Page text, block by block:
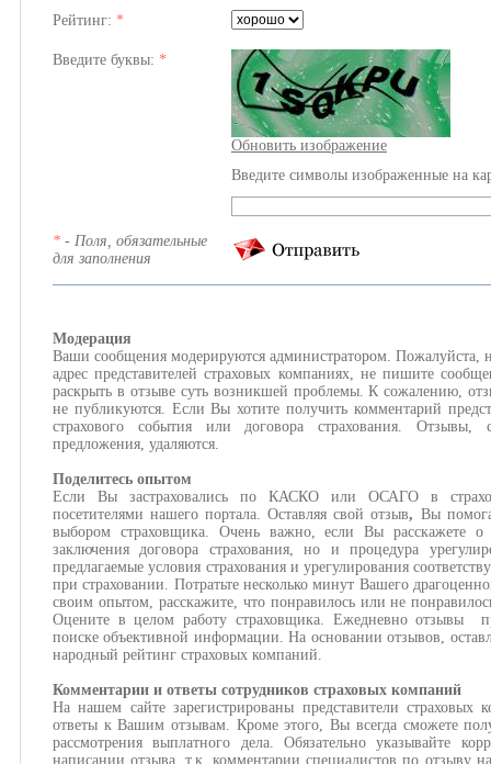
Рейтинг: *
Введите буквы: *
Обновить изображение
Введите символы изображенные на
* - Поля, обязательные
для заполнения
Модерация
Ваши сообщения модерируются администратором. Пожалуйста,
адрес представителей страховых компаниях, не пишите
раскрыть в отзыве суть возникшей проблемы. К сожалению,
не публикуются. Если Вы хотите получить комментарий
страхового события или договора страхования.
предложения, удаляются.
Поделитесь опытом
Если Вы застраховались по КАСКО или ОСАГО в
посетителями нашего портала. Оставляя свой отзыв, Вы
выбором страховщика. Очень важно, если Вы расскажете
заключения договора страхования, но и процедура
предлагаемые условия страхования и урегулирования
при страховании. Потратьте несколько минут Вашего
своим опытом, расскажите, что понравилось или не
Оцените в целом работу страховщика. Ежедневно отзывы
поиске объективной информации. На основании отзывов,
народный рейтинг страховых компаний.
Комментарии и ответы сотрудников страховых компаний
На нашем сайте зарегистрированы представители
ответы к Вашим отзывам. Кроме этого, Вы всегда сможете
рассмотрения выплатного дела. Обязательно указывайте
написании отзыва, т.к. комментарии специалистов по отзыву